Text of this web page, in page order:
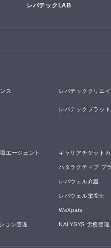
レバテックLAB
ス レバテッククリエ
レバテックプラッ
エージェント キャリアチケットカ
ハタラクティブ プ
レバウェル介護
レバウェル栄養士
WeXpats
ョン管理 NALYSYS 労務管理